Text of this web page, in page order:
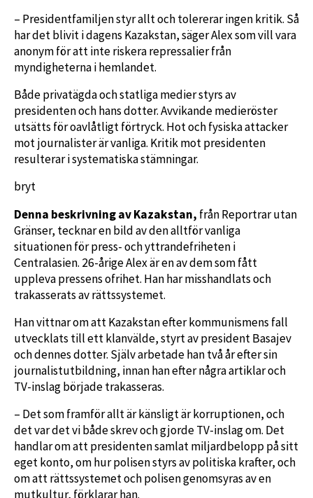
– Presidentfamiljen styr allt och tolererar ingen kritik. Så
har det blivit i dagens Kazakstan, säger Alex som vill vara
anonym för att inte riskera repressalier från
myndigheterna i hemlandet.
Både privatägda och statliga medier styrs av
presidenten och hans dotter. Avvikande medieröster
utsätts för oavlåtligt förtryck. Hot och fysiska attacker
mot journalister är vanliga. Kritik mot presidenten
resulterar i systematiska stämningar.
bryt
Denna beskrivning av Kazakstan, från Reportrar utan
Gränser, tecknar en bild av den alltför vanliga
situationen för press- och yttrandefriheten i
Centralasien. 26-årige Alex är en av dem som fått
uppleva pressens ofrihet. Han har misshandlats och
trakasserats av rättssystemet.
Han vittnar om att Kazakstan efter kommunismens fall
utvecklats till ett klanvälde, styrt av president Basajev
och dennes dotter. Själv arbetade han två år efter sin
journalistutbildning, innan han efter några artiklar och
TV-inslag började trakasseras.
– Det som framför allt är känsligt är korruptionen, och
det var det vi både skrev och gjorde TV-inslag om. Det
handlar om att presidenten samlat miljardbelopp på sitt
eget konto, om hur polisen styrs av politiska krafter, och
om att rättssystemet och polisen genomsyras av en
mutkultur, förklarar han.